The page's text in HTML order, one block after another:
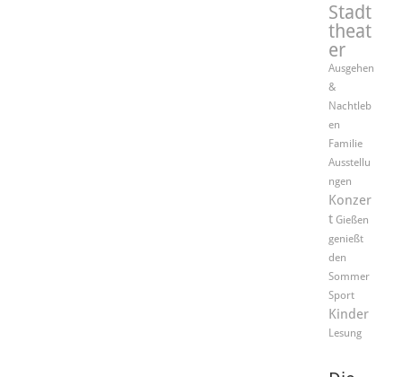
Stadt
theat
er
Ausgehen
&
Nachtleb
en
Familie
Ausstellu
ngen
Konzer
t Gießen
genießt
den
Sommer
Sport
Kinder
Lesung